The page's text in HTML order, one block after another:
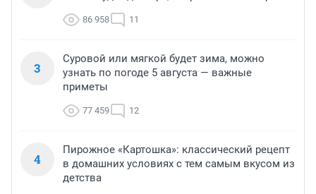
86 958 11
3
Суровой или мягкой будет зима, можно
узнать по погоде 5 августа — важные
приметы
77 459 12
4
Пирожное «Картошка»: классический рецепт
в домашних условиях с тем самым вкусом из
детства